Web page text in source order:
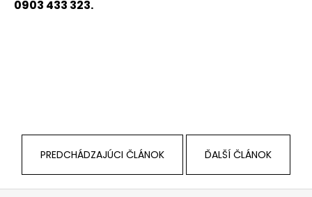
0903 433 323.
PREDCHÁDZAJÚCI ČLÁNOK ĎALŠÍ ČLÁNOK